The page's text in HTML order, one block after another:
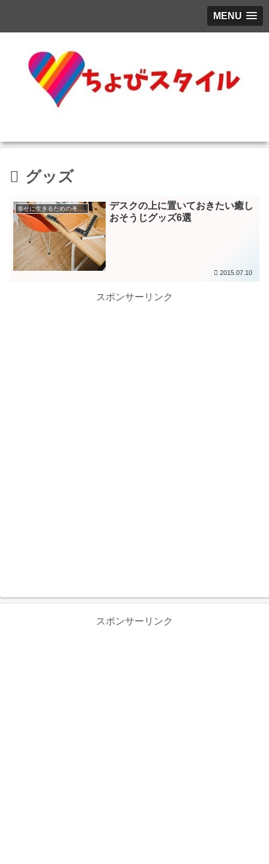
MENU
グッズ
幸せに生きるための考え方
デスクの上に置いておきたい癒し
おそうじグッズ6選
2015.07.10
スポンサーリンク
スポンサーリンク